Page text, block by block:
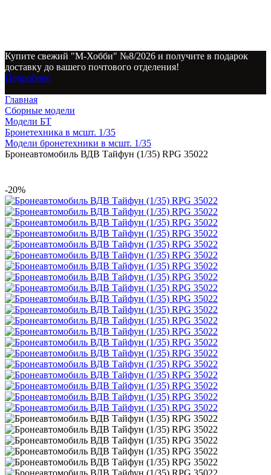
Купите свежий "М-Хобби" №8/2026 и получите в подарок
доставку до вашего почтового отделения!
Подробнее
Главная
Сборные модели
Модели БТ
Бронетехника в мсшт. 1/35
Модели бронетехники в мсшт. 1/35
Бронеавтомобиль ВДВ Тайфун (1/35) RPG 35022
-20%